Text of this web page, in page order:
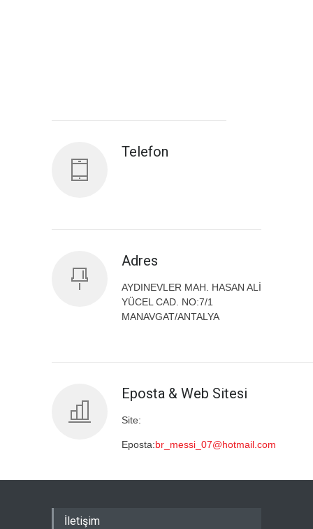
Telefon
Adres
AYDINEVLER MAH. HASAN ALİ
YÜCEL CAD. NO:7/1
MANAVGAT/ANTALYA
Eposta & Web Sitesi
Site:
Eposta:br_messi_07@hotmail.com
İletişim